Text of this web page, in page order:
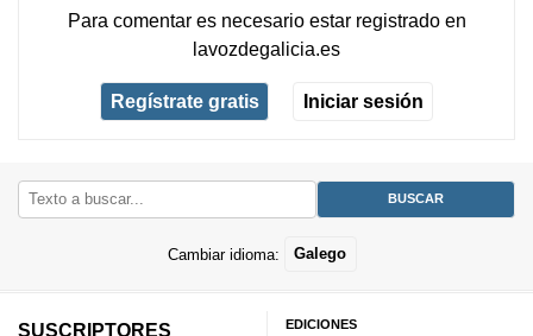
Para comentar es necesario estar registradoen
lavozdegalicia.es
Regístrate gratis Iniciar sesión
Cambiar idioma: Galego
SUSCRIPTORES
EDICIONES